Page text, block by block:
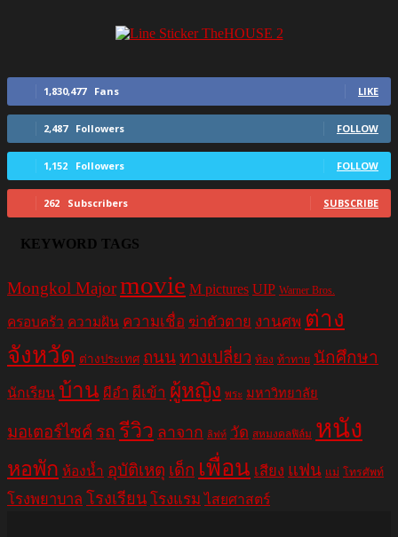
1,830,477 Fans LIKE
2,487 Followers FOLLOW
1,152 Followers FOLLOW
262 Subscribers SUBSCRIBE
KEYWORD TAGS
Mongkol Majormovie M pictures UIP Warner Bros.
ครอบครัว ความฝัน ความเชื่อ ฆ่าตัวตาย งานศพ ต่าง
จังหวัด ต่างประเทศ ถนนทางเปลี่ยว ท้อง ท้าทาย นักศึกษา
นักเรียน บ้าน ผีอำ ผีเข้า ผู้หญิง พระ มหาวิทยาลัย
มอเตอร์ไซค์ รถ รีวิว ลาจาก ลิฟท์ วัด สหมงคลฟิล์ม หนัง
หอพัก ห้องน้ำ อุบัติเหตุ เด็ก เพื่อน เสียง แฟน แม่ โทรศัพท์
โรงพยาบาล โรงเรียน โรงแรม ไสยศาสตร์